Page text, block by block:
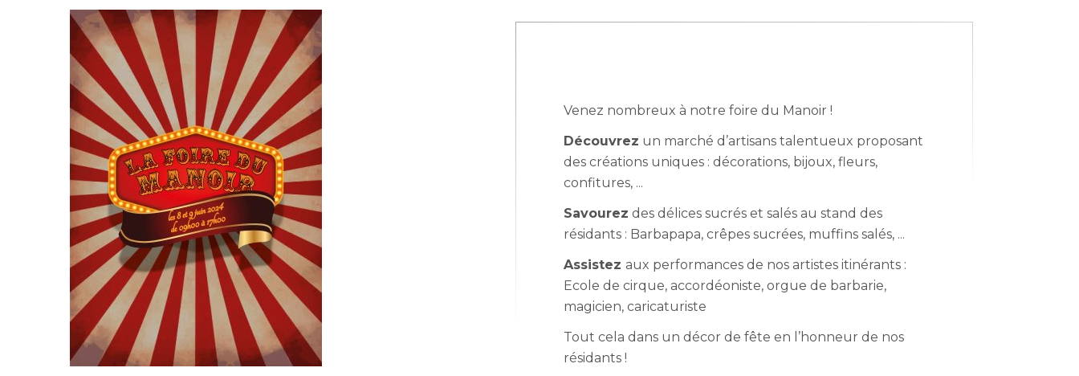
Venez nombreux à notre foire du Manoir !
Découvrez un marché d’artisans talentueux proposant
des créations uniques : décorations, bijoux, fleurs,
confitures, ...
Savourez des délices sucrés et salés au stand des
résidants : Barbapapa, crêpes sucrées, muffins salés, ...
Assistez aux performances de nos artistes itinérants :
Ecole de cirque, accordéoniste, orgue de barbarie,
magicien, caricaturiste
Tout cela dans un décor de fête en l’honneur de nos
résidants !